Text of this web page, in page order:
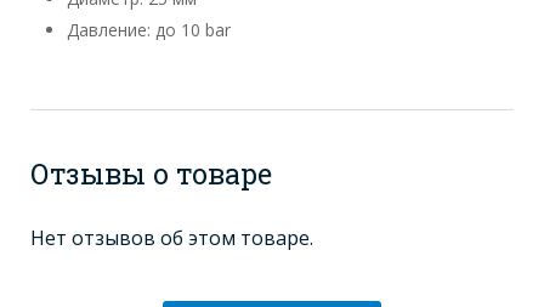
Давление: до 10 bar
Отзывы о товаре
Нет отзывов об этом товаре.